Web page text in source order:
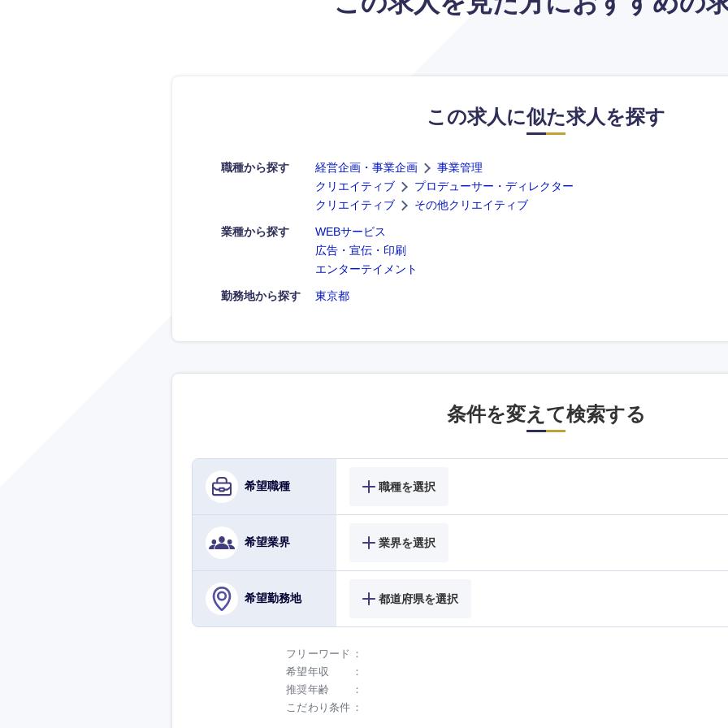
この求人に似た求人を探す
職種から探す 経営企画・事業企画
事業管理
クリエイティブ
プロデューサー・ディレクター
クリエイティブ
その他クリエイティブ
業種から探す
WEBサービス
広告・宣伝・印刷
エンターテイメント
勤務地から探す 東京都
条件を変えて検索する
希望職種 職種を選択
希望業界 業界を選択
希望勤務地 都道府県を選択
フリーワード
希望年収
推奨年齢
こだわり条件